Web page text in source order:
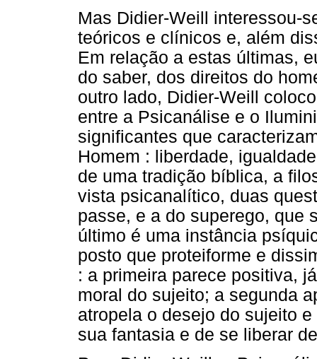
Mas Didier-Weill interessou-
teóricos e clínicos e, além
Em relação a estas últimas,
do saber, dos direitos do
outro lado, Didier-Weill
entre a Psicanálise e o
significantes que
Homem : liberdade,
de uma tradição bíblica, a
vista psicanalítico, duas
passe, e a do superego, que
último é uma instância
posto que proteiforme e
: a primeira parece positiva,
moral do sujeito; a segunda
atropela o desejo do sujeito
sua fantasia e de se liberar